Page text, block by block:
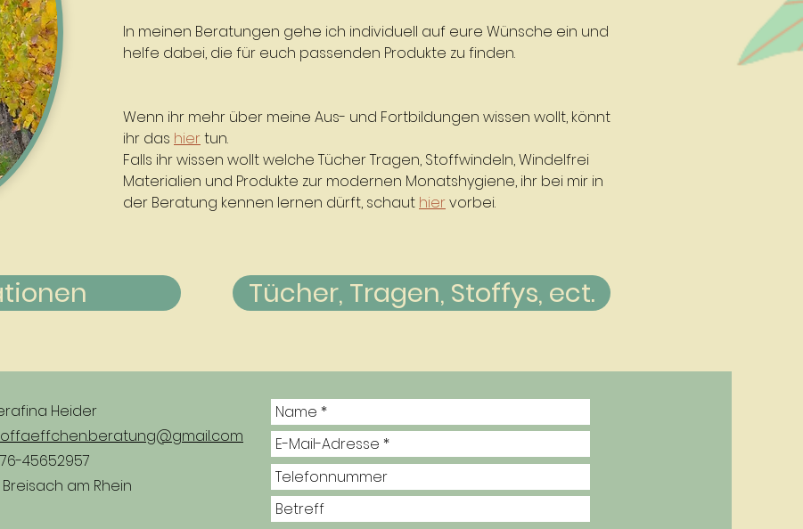
In meinen Beratungen gehe ich individuell auf eure Wünsche ein und
helfe dabei, die für euch passenden Produkte zu finden.
Wenn ihr mehr über meine Aus- und Fortbildungen wissen wollt, könnt
ihr das hiertun.
Falls ihr wissen wollt welche Tücher Tragen, Stoffwindeln, Windelfrei
Materialien und Produkte zur modernen Monatshygiene, ihr bei mir in
der Beratung kennen lernen dürft, schaut hiervorbei.
Tücher, Tragen, Stoffys, ect.
Heider
45652957
Breisach am Rhein